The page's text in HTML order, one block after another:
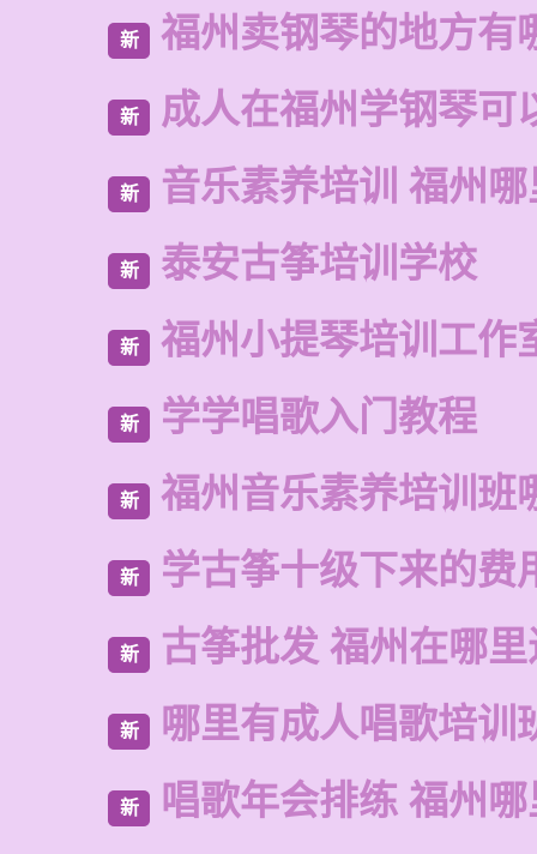
新 福州卖钢琴的地方有
新 成人在福州学钢琴可
新 音乐素养培训 福州
新 泰安古筝培训学校
新 福州小提琴培训工作
新 学学唱歌入门教程
新 福州音乐素养培训班
新 学古筝十级下来的费
新 古筝批发 福州在哪
新 哪里有成人唱歌培训
新 唱歌年会排练 福州